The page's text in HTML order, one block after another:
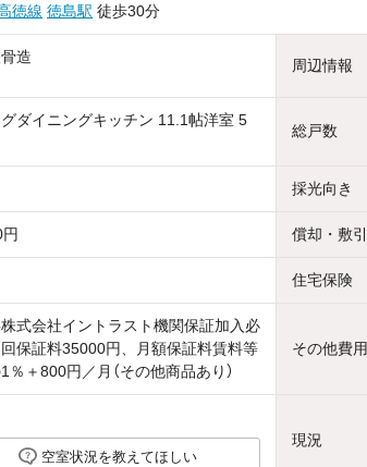
徳線 徳島駅 徒歩30分
造 周辺情報
グダイニングキッチン 11.1帖洋室 5
総戸数
採光向き
償却・敷引
住宅保険
式会社イントラスト機関保証加入必
保証料35000円、月額保証料賃料等
％＋800円／月（その他商品あり）
その他費用
空室状況を教えてほしい
現況